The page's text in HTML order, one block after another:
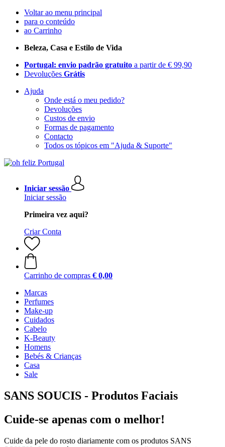
Voltar ao menu principal
para o conteúdo
ao Carrinho
Beleza, Casa e Estilo de Vida
Portugal: envio padrão gratuito a partir de € 99,90
Devoluções Grátis
Ajuda
Onde está o meu pedido?
Devoluções
Custos de envio
Formas de pagamento
Contacto
Todos os tópicos em "Ajuda & Suporte"
Iniciar sessão
Iniciar sessão
Primeira vez aqui?
Criar Conta
Carrinho de compras € 0,00
Marcas
Perfumes
Make-up
Cuidados
Cabelo
K-Beauty
Homens
Bebés & Crianças
Casa
Sale
SANS SOUCIS - Produtos Faciais
Cuide-se apenas com o melhor!
Cuide da pele do rosto diariamente com os produtos SANS